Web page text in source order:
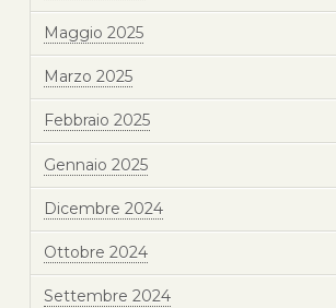
Maggio 2025
Marzo 2025
Febbraio 2025
Gennaio 2025
Dicembre 2024
Ottobre 2024
Settembre 2024